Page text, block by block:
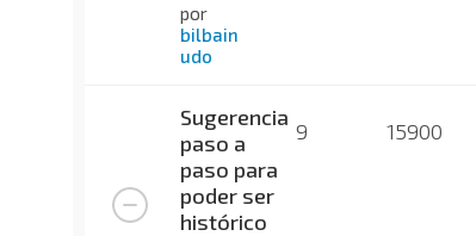
por
bilbain
udo
Sugerencia
paso a
paso para
poder ser
histórico
9 15900